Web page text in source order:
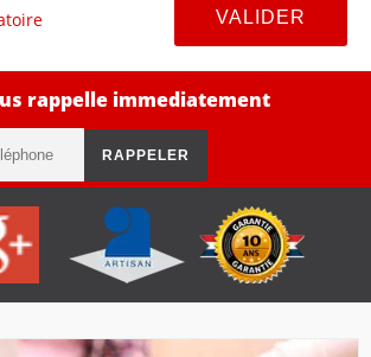
rappelle immediatement